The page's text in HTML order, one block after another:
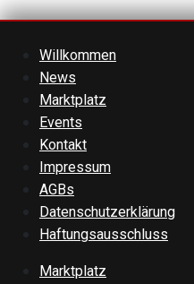
Willkommen
News
Marktplatz
Events
Kontakt
Impressum
AGBs
Datenschutzerklärung
Haftungsausschluss
Marktplatz